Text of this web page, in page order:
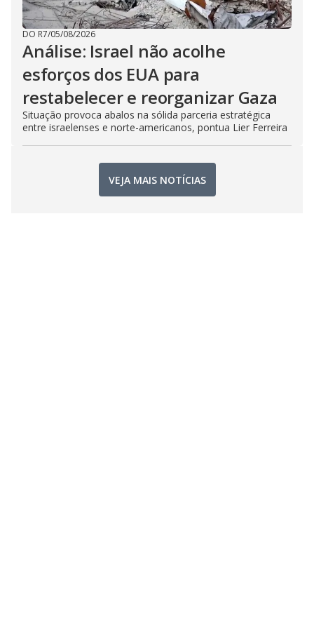
DO R7/05/08/2026
Análise: Israel não acolhe
esforços dos EUA para
restabelecer e reorganizar Gaza
Situação provoca abalos na sólida parceria estratégica
entre israelenses e norte-americanos, pontua Lier Ferreira
VEJA MAIS NOTÍCIAS